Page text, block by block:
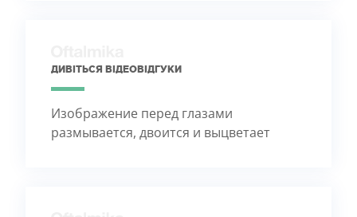
ДИВІТЬСЯ ВІДЕОВІДГУКИ
Изображение перед глазами
размывается, двоится и выцветает